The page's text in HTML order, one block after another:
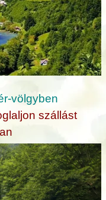
völgyben
szállást